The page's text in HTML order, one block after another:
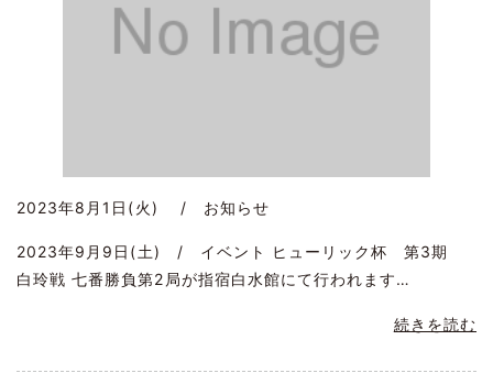
2023年8月1日(火) / お知らせ
2023年9月9日(土) / イベント ヒューリック杯 第3期
白玲戦 七番勝負第2局が指宿白水館にて行われます…
続きを読む